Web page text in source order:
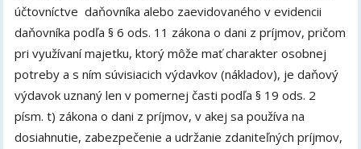
účtovníctve daňovníka alebo zaevidovaného v evidencii
daňovníka podľa § 6 ods. 11 zákona o dani z príjmov, pričom
pri využívaní majetku, ktorý môže mať charakter osobnej
potreby a s ním súvisiacich výdavkov (nákladov), je daňový
výdavok uznaný len v pomernej časti podľa § 19 ods. 2
písm. t) zákona o dani z príjmov, v akej sa používa na
dosiahnutie, zabezpečenie a udržanie zdaniteľných príjmov,